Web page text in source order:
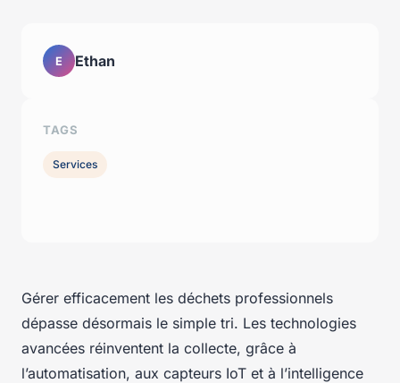
Gérer efficacement les déchets professionnels
dépasse désormais le simple tri. Les technologies
avancées réinventent la collecte, grâce à
l’automatisation, aux capteurs IoT et à l’intelligence
E Ethan
TAGS
Services